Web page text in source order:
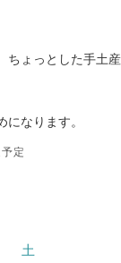
ちょっとした手土産
なります。
定
土